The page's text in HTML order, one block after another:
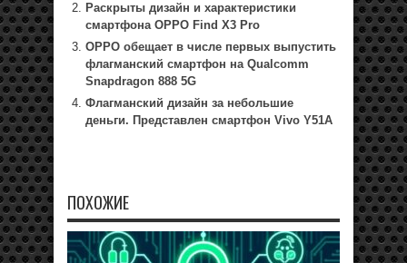
Раскрыты дизайн и характеристики
смартфона OPPO Find X3 Pro
OPPO обещает в числе первых выпустить
флагманский смартфон на Qualcomm
Snapdragon 888 5G
Флагманский дизайн за небольшие
деньги. Представлен смартфон Vivo Y51A
ПОХОЖИЕ